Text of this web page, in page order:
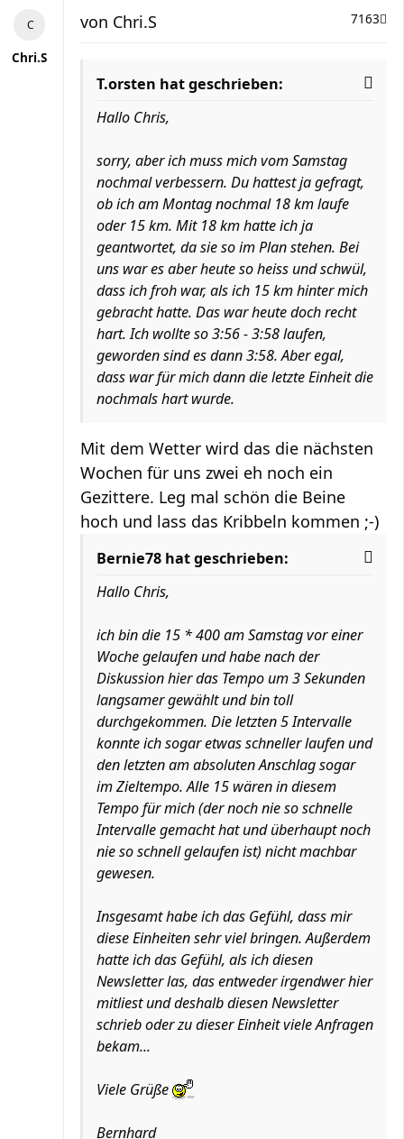
Chri.S
7163
von Chri.S
T.orsten hat geschrieben:
Hallo Chris,
sorry, aber ich muss mich vom Samstag
nochmal verbessern. Du hattest ja gefragt,
ob ich am Montag nochmal 18 km laufe
oder 15 km. Mit 18 km hatte ich ja
geantwortet, da sie so im Plan stehen. Bei
uns war es aber heute so heiss und schwül,
dass ich froh war, als ich 15 km hinter mich
gebracht hatte. Das war heute doch recht
hart. Ich wollte so 3:56 - 3:58 laufen,
geworden sind es dann 3:58. Aber egal,
dass war für mich dann die letzte Einheit die
nochmals hart wurde.
Mit dem Wetter wird das die nächsten
Wochen für uns zwei eh noch ein
Gezittere. Leg mal schön die Beine
hoch und lass das Kribbeln kommen ;-)
Bernie78 hat geschrieben:
Hallo Chris,
ich bin die 15 * 400 am Samstag vor einer
Woche gelaufen und habe nach der
Diskussion hier das Tempo um 3 Sekunden
langsamer gewählt und bin toll
durchgekommen. Die letzten 5 Intervalle
konnte ich sogar etwas schneller laufen und
den letzten am absoluten Anschlag sogar
im Zieltempo. Alle 15 wären in diesem
Tempo für mich (der noch nie so schnelle
Intervalle gemacht hat und überhaupt noch
nie so schnell gelaufen ist) nicht machbar
gewesen.
Insgesamt habe ich das Gefühl, dass mir
diese Einheiten sehr viel bringen. Außerdem
hatte ich das Gefühl, als ich diesen
Newsletter las, das entweder irgendwer hier
mitliest und deshalb diesen Newsletter
schrieb oder zu dieser Einheit viele Anfragen
bekam...
Viele Grüße
Bernhard